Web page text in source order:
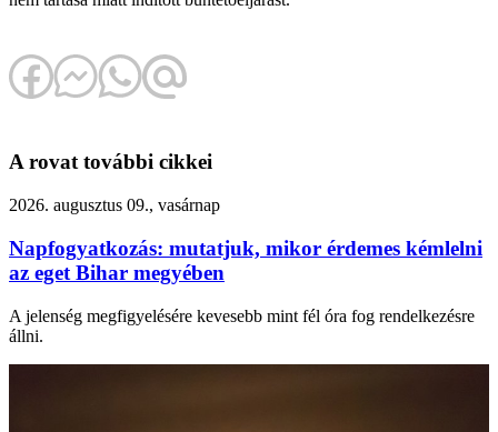
A rovat további cikkei
2026. augusztus 09., vasárnap
Napfogyatkozás: mutatjuk, mikor érdemes kémlelni
az eget Bihar megyében
A jelenség megfigyelésére kevesebb mint fél óra fog rendelkezésre
állni.